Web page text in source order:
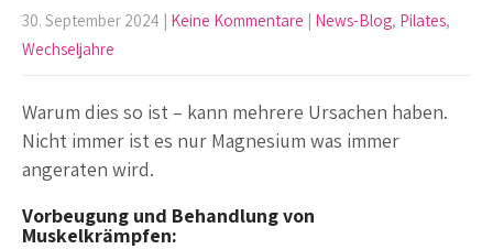
30. September 2024 | Keine Kommentare | News-Blog, Pilates,
Wechseljahre
Warum dies so ist – kann mehrere Ursachen haben.
Nicht immer ist es nur Magnesium was immer
angeraten wird.
Vorbeugung und Behandlung von
Muskelkrämpfen: